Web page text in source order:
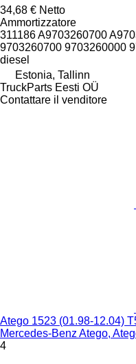
34,68 € Netto
Ammortizzatore
311186 A9703260700
9703260700 9703260000
diesel
Estonia, Tallinn
TruckParts Eesti OÜ
Contattare il venditore
Atego 1523 (01.98-12.04)
Mercedes-Benz Atego,
4